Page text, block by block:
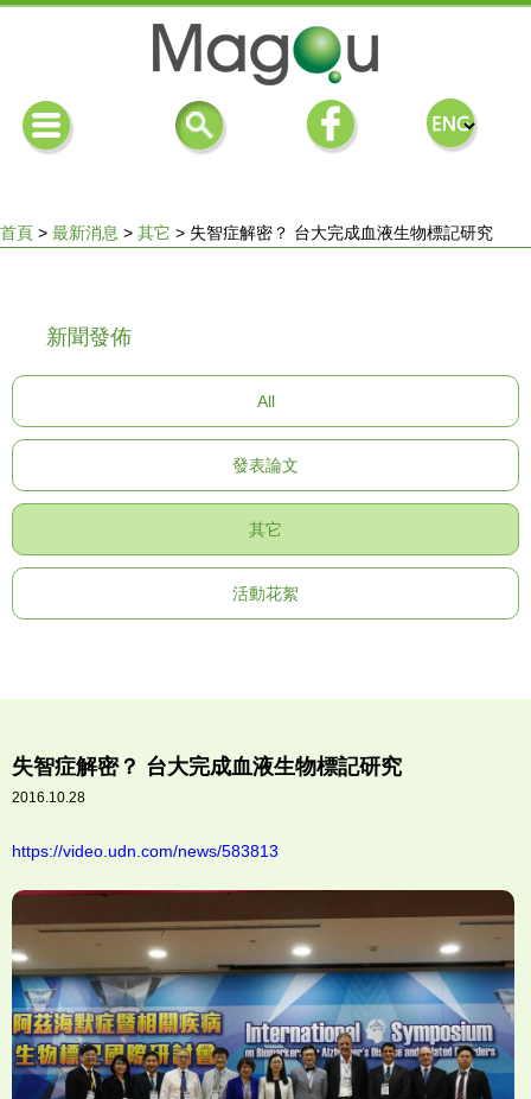
這
裡
首頁 > 最新消息 > 其它 > 失智症解密？ 台大完成血液生物標記研究
新聞發佈
All
發表論文
其它
活動花絮
失智症解密？ 台大完成血液生物標記研究
2016.10.28
https://video.udn.com/news/583813